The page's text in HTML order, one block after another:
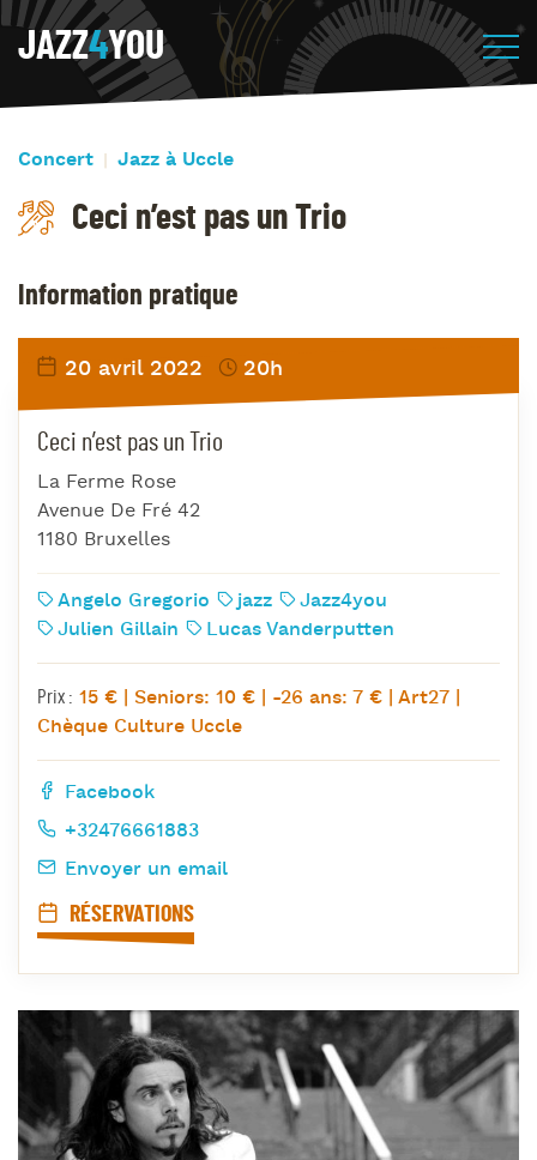
JAZZ4YOU
Concert Jazz à Uccle
Ceci n’est pas un Trio
Information pratique
20 avril 2022 20h
Ceci n’est pas un Trio
La Ferme Rose
Avenue De Fré 42
1180 Bruxelles
Angelo Gregorio jazz
Jazz4you
Julien Gillain
Lucas Vanderputten
Prix : 15 € | Seniors: 10 € | -26 ans: 7 € | Art27 |
Chèque Culture Uccle
Facebook
+32476661883
Envoyer un email
RÉSERVATIONS